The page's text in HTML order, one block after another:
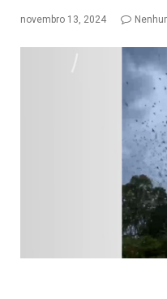
novembro 13, 2024